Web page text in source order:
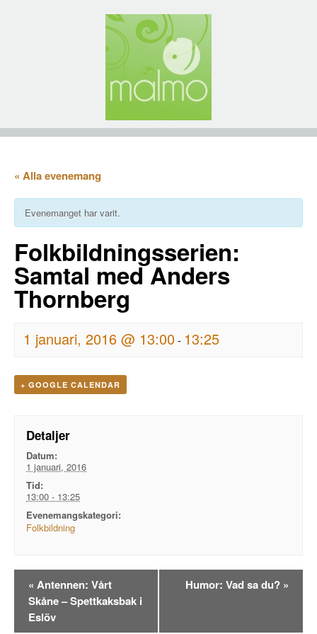
« Alla evenemang
Evenemanget har varit.
Folkbildningsserien:
Samtal med Anders
Thornberg
1 januari, 2016 @ 13:00- 13:25
+ GOOGLE CALENDAR
Detaljer
Datum:
1 januari, 2016
Tid:
13:00 - 13:25
Evenemangskategori:
Folkbildning
Evenemangsnavigation
« Antennen: Vårt
Skåne – Spettkaksbak i
Eslöv
Humor: Vad sa du? »